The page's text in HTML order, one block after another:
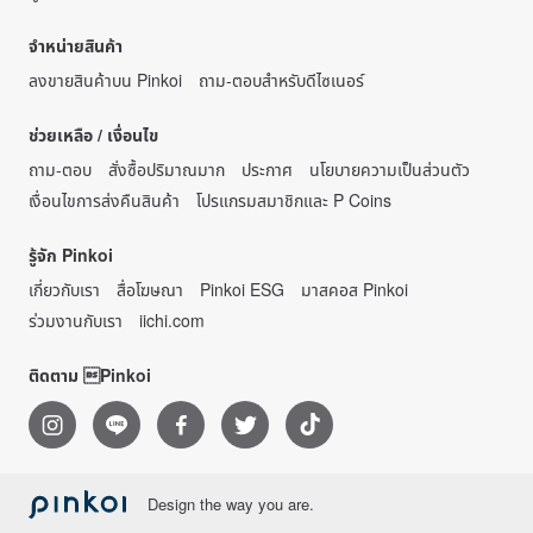
จำหน่ายสินค้า
ลงขายสินค้าบน Pinkoi
ถาม-ตอบสำหรับดีไซเนอร์
ช่วยเหลือ / เงื่อนไข
ถาม-ตอบ
สั่งซื้อปริมาณมาก ประกาศ
นโยบายความเป็นส่วนตัว
เงื่อนไขการส่งคืนสินค้า
โปรแกรมสมาชิกและ P Coins
รู้จัก Pinkoi
เกี่ยวกับเรา
สื่อโฆษณา Pinkoi ESG
มาสคอส Pinkoi
ร่วมงานกับเรา
iichi.com
ติดตาม Pinkoi
Design the way you are.